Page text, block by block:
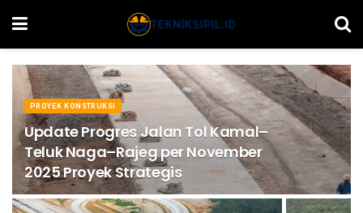
PROYEK KONSTRUKSI
Update Progres Jalan Tol Kamal–
Teluk Naga–Rajeg per November
2025 Proyek Strategis